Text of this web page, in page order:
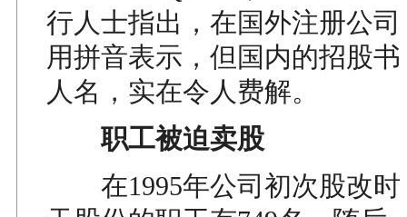
行人士指出，在国外注册公
用拼音表示，但国内的招股
人名，实在令人费解。
职工被迫卖股
在1995年公司初次股改时